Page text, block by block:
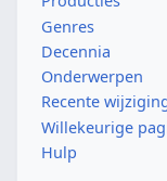
Genres
Decennia
Onderwerpen
Recente
Willekeurige
Hulp